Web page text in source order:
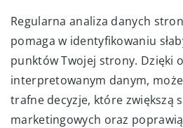
Regularna analiza danych
pomaga w identyfikowaniu
punktów Twojej strony. Dzięki
interpretowanym danym,
trafne decyzje, które zwiększą
marketingowych oraz